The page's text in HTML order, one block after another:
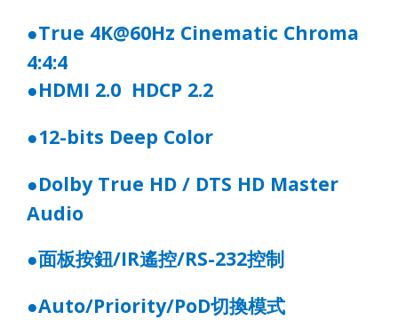
●True 4K@60Hz Cinematic Chroma
4:4:4
●HDMI 2.0 HDCP 2.2
●12-bits Deep Color
●Dolby True HD / DTS HD Master
Audio
●面板按鈕/IR遙控/RS-232控制
●Auto/Priority/PoD切換模式